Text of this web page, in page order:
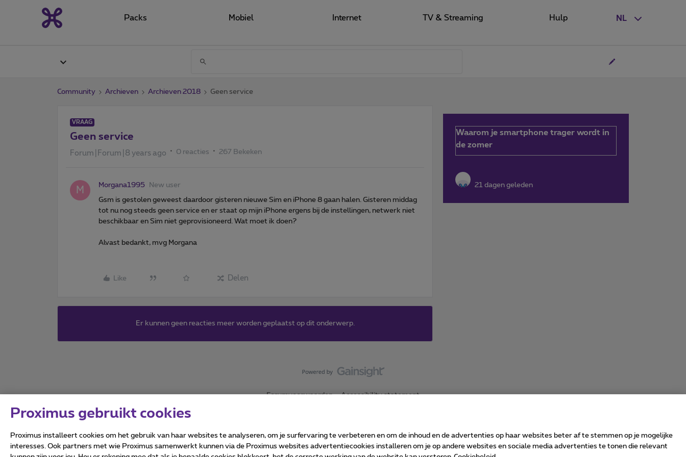
NL
Packs Mobiel Internet TV & Streaming Hulp
Community Archieven Archieven 2018 Geen service
VRAAG
Geen service
Forum|Forum|8 years ago 0 reacties 267 Bekeken
M Morgana1995 New user
Gsm is gestolen geweest daardoor gisteren nieuwe Sim en iPhone 8 gaan halen. Gisteren middag
tot nu nog steeds geen service en er staat op mijn iPhone ergens bij de instellingen, netwerk niet
beschikbaar en Sim niet geprovisioneerd. Wat moet ik doen?
Alvast bedankt, mvg Morgana
Like Delen
Er kunnen geen reacties meer worden geplaatst op dit onderwerp.
Waarom je smartphone trager wordt in
de zomer
21 dagen geleden
Forumvoorwaarden Accessibility statement
Proximus gebruikt cookies
Proximus installeert cookies om het gebruik van haar websites te analyseren, om je surfervaring te verbeteren en om de inhoud en de advertenties op haar websites beter af te stemmen op je mogelijke
interesses. Ook partners met wie Proximus samenwerkt kunnen via de Proximus websites advertentiecookies installeren om je op andere websites en sociale media advertenties te tonen die relevant